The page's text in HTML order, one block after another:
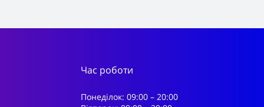
Час роботи
Понеділок: 09:00 – 20:00